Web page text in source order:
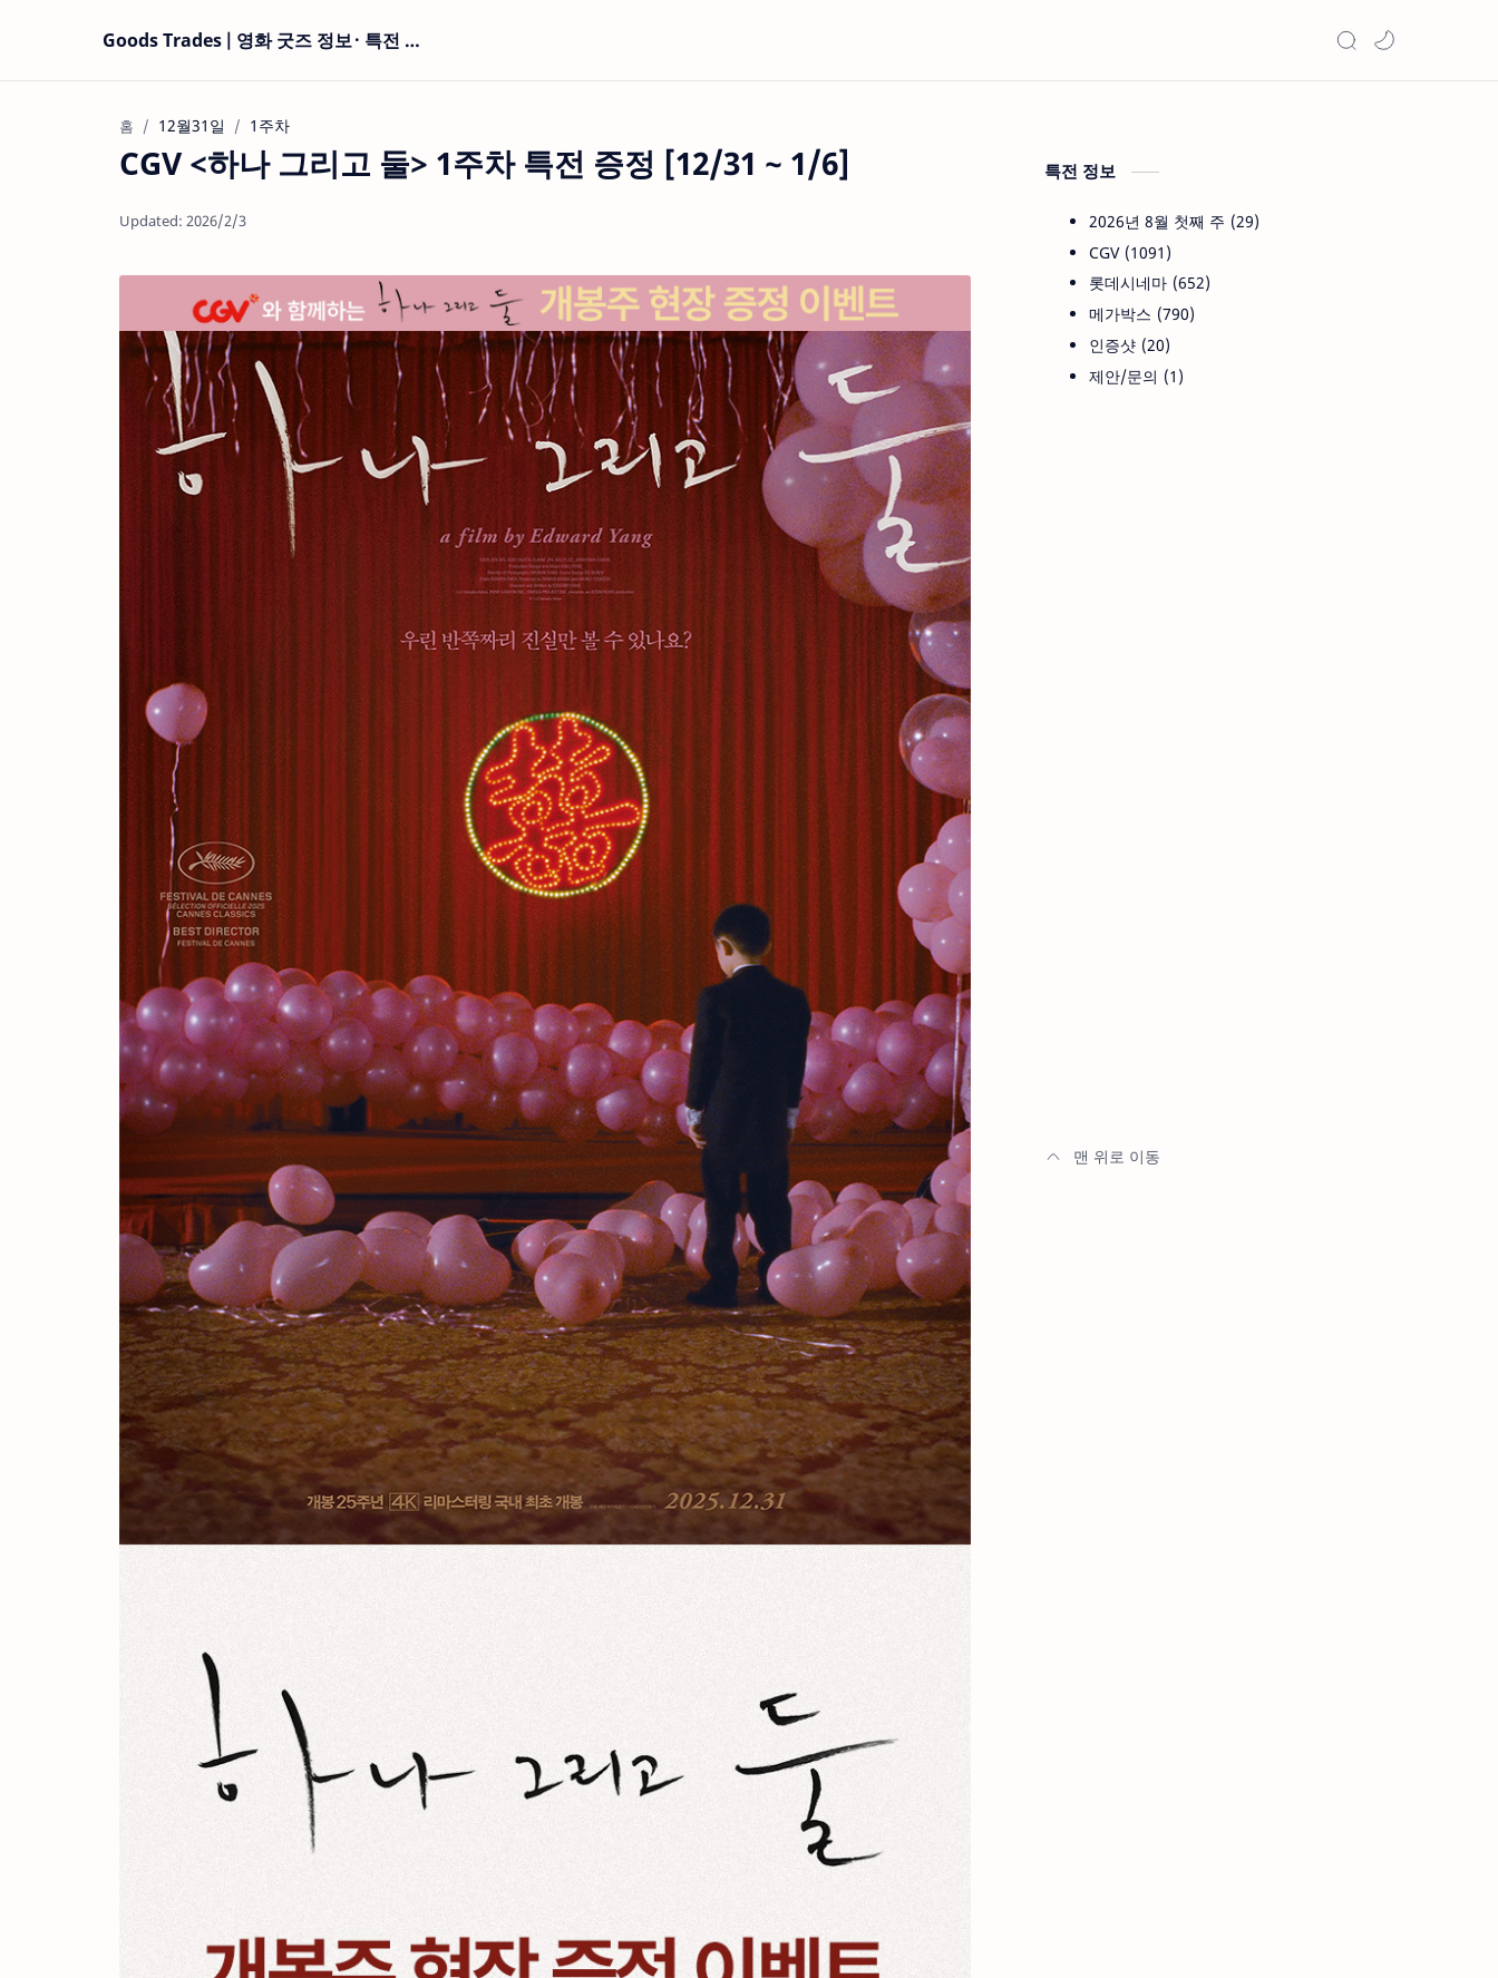
Goods Trades | 영화 굿즈 정보 · 특전 현황
홈 12월31일 1주차
CGV <하나 그리고 둘> 1주차 특전 증정 [12/31 ~ 1/6] 특전 정보
2026년 8월 첫째 주 29
CGV 1091
롯데시네마 652
메가박스 790
인증샷 20
제안/문의
1